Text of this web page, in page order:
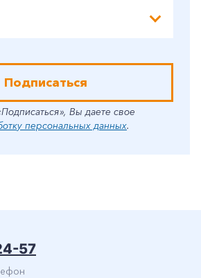
Подписаться
Вы даете свое
персональных данных.
57